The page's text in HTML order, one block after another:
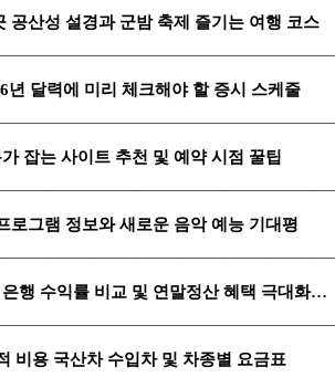
공산성 설경과 군밤 축제 즐기는 여행 코스
년 달력에 미리 체크해야 할 증시 스케줄
잡는 사이트 추천 및 예약 시점 꿀팁
로그램 정보와 새로운 음악 예능 기대평
소득공제용연금저축 은행 수익률 비교 및 연말정산 혜택 극대화하기
비용 국산차 수입차 및 차종별 요금표